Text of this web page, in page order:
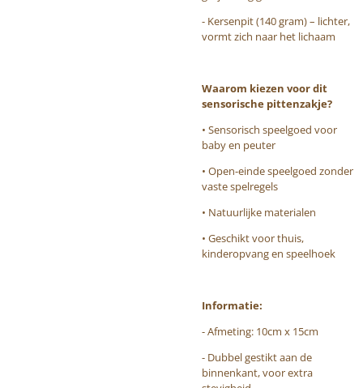
- Kersenpit (140 gram) – lichter,
vormt zich naar het lichaam
Waarom kiezen voor dit
sensorische pittenzakje?
• Sensorisch speelgoed voor
baby en peuter
• Open-einde speelgoed zonder
vaste spelregels
• Natuurlijke materialen
• Geschikt voor thuis,
kinderopvang en speelhoek
Informatie:
- Afmeting: 10cm x 15cm
- Dubbel gestikt aan de
binnenkant, voor extra